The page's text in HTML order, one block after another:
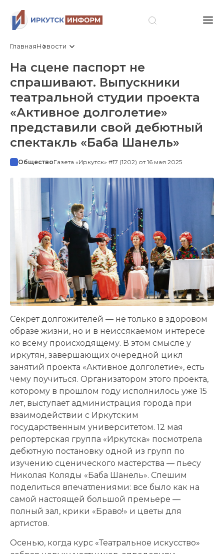
ГлавнаяНовости
На сцене паспорт не
спрашивают. Выпускники
театральной студии проекта
«Активное долголетие»
представили свой дебютный
спектакль «Баба Шанель»
ОбществоГазета «Иркутск» #17 (1202) от 16 мая 2025
Секрет долгожителей — не только в здоровом
образе жизни, но и в неиссякаемом интересе
ко всему происходящему. В этом смысле у
иркутян, завершающих очередной цикл
занятий проекта «Активное долголетие», есть
чему поучиться. Организатором этого проекта,
которому в прошлом году исполнилось уже 15
лет, выступает администрация города при
взаимодействии с Иркутским
государственным университетом. 12 мая
репортерская группа «Иркутска» посмотрела
дебютную постановку одной из групп по
изучению сценического мастерства — пьесу
Николая Коляды «Баба Шанель». Спешим
поделиться впечатлениями: все было как на
самой настоящей большой премьере —
полный зал, крики «Браво!» и цветы для
артистов.
Осенью, когда курс «Театральное искусство»